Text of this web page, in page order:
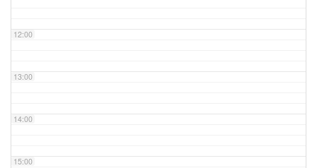
12:00
13:00
14:00
15:00